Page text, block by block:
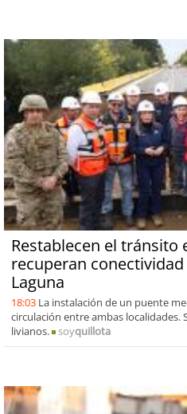
Restablecen el tránsito
recuperan
Laguna
18:03 La instalación de un puente
circulación entre ambas localidades.
livianos.
soyquillota